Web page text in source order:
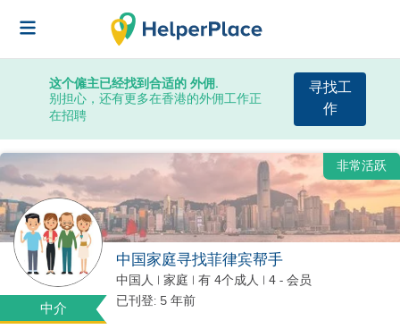
这个僱主已经找到合适的 外佣.
别担心，还有更多在香港的外佣工作正
在招聘
寻找工
作
中介
非常活跃
中国家庭寻找菲律宾帮手
中国人 | 家庭 | 有 4个成人 | 4 - 会员
已刊登: 5 年前